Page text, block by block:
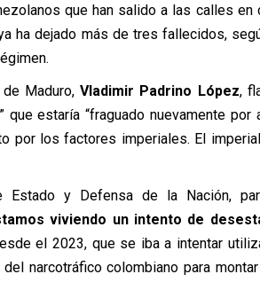
que han salido a las calles
ha dejado más de tres fallecidos,
de Maduro,Vladimir Padrino López,
que estaría “fraguado nuevamente
por los factores imperiales. El
y Defensa de la Nación,
viviendo un intento de
el 2023, que se iba a intentar
narcotráfico colombiano para